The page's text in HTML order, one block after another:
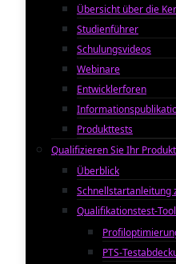
Übersicht über die
Studienführer
Schulungsvideos
Webinare
Entwicklerforen
Produkttests
Qualifizieren Sie Ihr Produkt
Überblick
Schnellstartanleitung
Qualifikationstest-
PTS-